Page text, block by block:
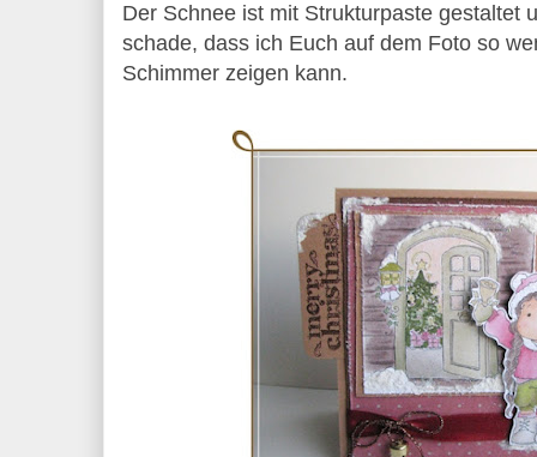
Der Schnee ist mit Strukturpaste gestaltet
schade, dass ich Euch auf dem Foto so
Schimmer zeigen kann.